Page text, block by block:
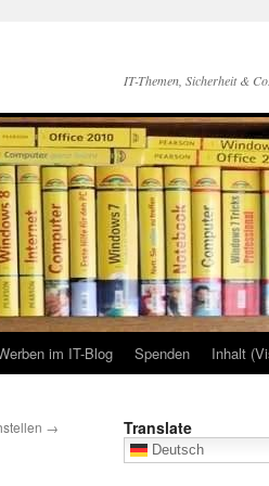
IT-Themen, Sicherheit & Co.
im IT-Blog Spenden Inhalt
→ Translate
Deutsch